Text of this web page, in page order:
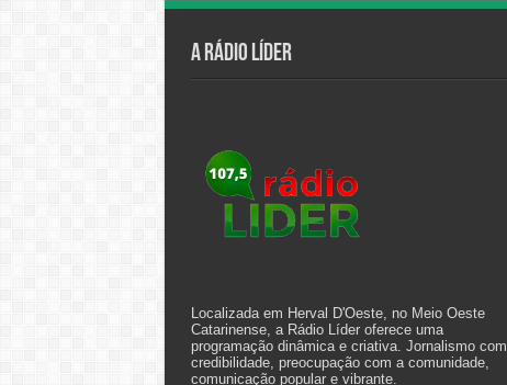
A Rádio Líder
Localizada em Herval D'Oeste, no Meio Oeste
Catarinense, a Rádio Líder oferece uma
programação dinâmica e criativa. Jornalismo com
credibilidade, preocupação com a comunidade,
comunicação popular e vibrante.